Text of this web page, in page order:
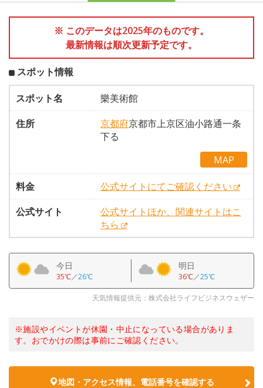
※ このデータは2025年のものです。
最新情報は順次更新予定です。
スポット情報
スポット名
樂美術館
住所
京都府京都市上京区油小路通一条
下る
MAP
料金
公式サイトにてご確認ください
公式サイト
公式サイトほか、関連サイトはこ
ちら
今日
35℃／26℃
明日
36℃／25℃
天気情報提供元：株式会社ライフビジネスウェザー
※施設やイベントが休園・中止になっている場合がありま
す。おでかけの際は事前にご確認ください。
地図・アクセス情報、電話番号を確認する